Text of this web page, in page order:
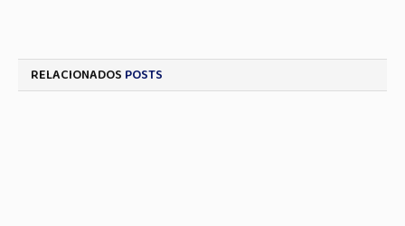
RELACIONADOS POSTS